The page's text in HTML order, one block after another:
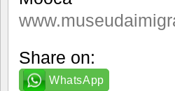
Share on:
WhatsApp